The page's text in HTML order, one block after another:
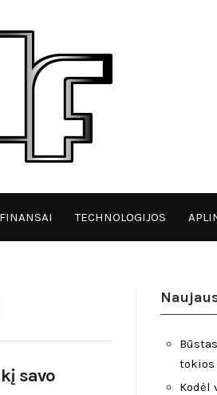
FINANSAI TECHNOLOGIJOS
savo
Kodėl